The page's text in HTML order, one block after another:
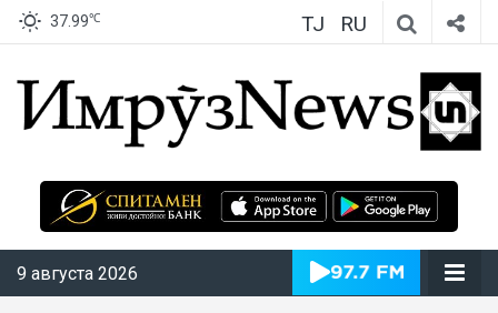
37.99℃ TJ RU
ИмрӯзNews
9 августа 2026